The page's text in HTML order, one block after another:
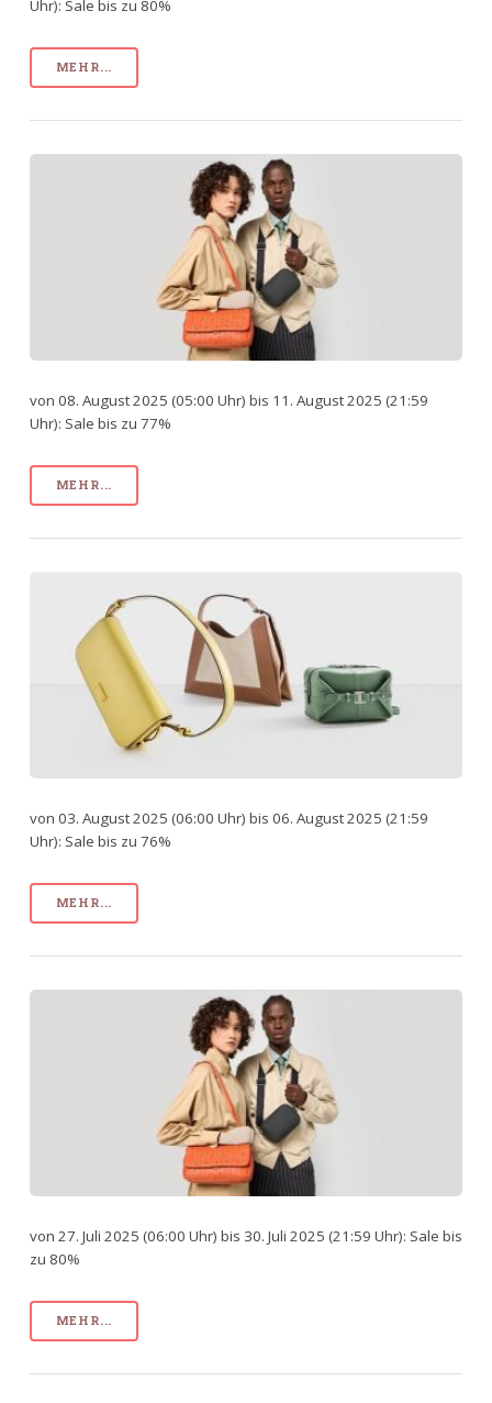
Uhr): Sale bis zu 80%
MEHR...
von 08. August 2025 (05:00 Uhr) bis 11. August 2025 (21:59
Uhr): Sale bis zu 77%
MEHR...
von 03. August 2025 (06:00 Uhr) bis 06. August 2025 (21:59
Uhr): Sale bis zu 76%
MEHR...
von 27. Juli 2025 (06:00 Uhr) bis 30. Juli 2025 (21:59 Uhr): Sale bis
zu 80%
MEHR...